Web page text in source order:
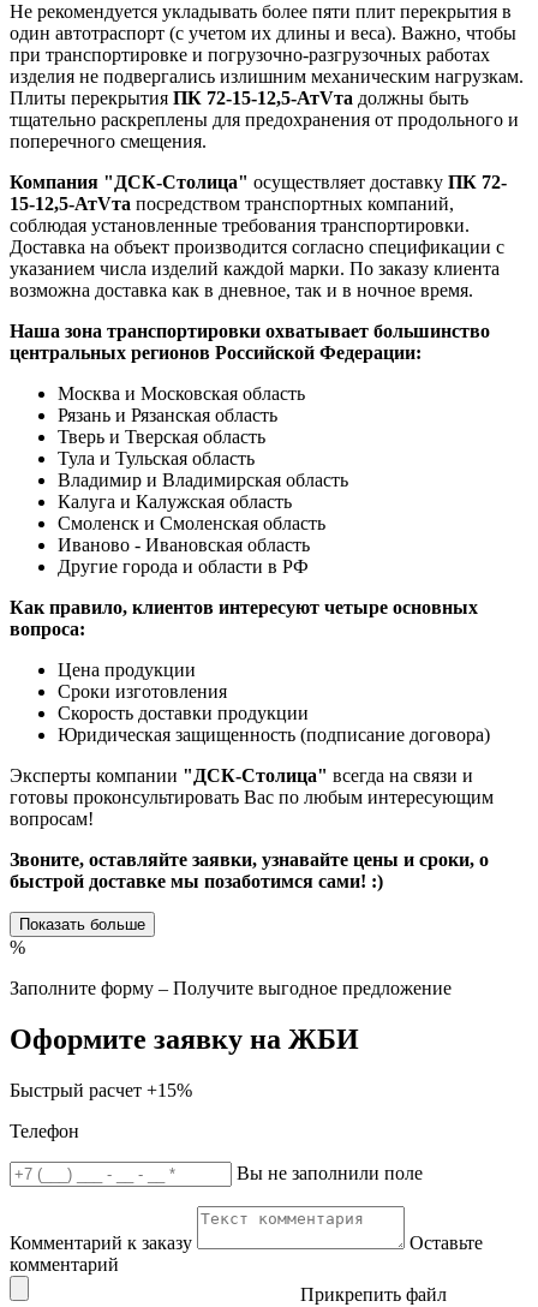
Не рекомендуется укладывать более пяти плит перекрытия в
один автотраспорт (с учетом их длины и веса). Важно, чтобы
при транспортировке и погрузочно-разгрузочных работах
изделия не подвергались излишним механическим нагрузкам.
Плиты перекрытия ПК 72-15-12,5-АтVта должны быть
тщательно раскреплены для предохранения от продольного и
поперечного смещения.
Компания "ДСК-Столица" осуществляет доставку ПК 72-
15-12,5-АтVта посредством транспортных компаний,
соблюдая установленные требования транспортировки.
Доставка на объект производится согласно спецификации с
указанием числа изделий каждой марки. По заказу клиента
возможна доставка как в дневное, так и в ночное время.
Наша зона транспортировки охватывает большинство
центральных регионов Российской Федерации:
Москва и Московская область
Рязань и Рязанская область
Тверь и Тверская область
Тула и Тульская область
Владимир и Владимирская область
Калуга и Калужская область
Смоленск и Смоленская область
Иваново - Ивановская область
Другие города и области в РФ
Как правило, клиентов интересуют четыре основных
вопроса:
Цена продукции
Сроки изготовления
Скорость доставки продукции
Юридическая защищенность (подписание договора)
Эксперты компании "ДСК-Столица" всегда на связи и
готовы проконсультировать Вас по любым интересующим
вопросам!
Звоните, оставляйте заявки, узнавайте цены и сроки, о
быстрой доставке мы позаботимся сами! :)
Показать больше
%
Заполните форму – Получите выгодное предложение
Оформите заявку на ЖБИ
Быстрый расчет +15%
Телефон
Вы не заполнили поле
Комментарий к заказу
Оставьте
комментарий
Прикрепить файл